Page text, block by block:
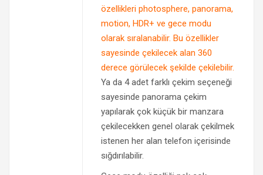
özellikleri photosphere, panorama,
motion, HDR+ ve gece modu
olarak sıralanabilir. Bu özellikler
sayesinde çekilecek alan 360
derece görülecek şekilde çekilebilir.
Ya da 4 adet farklı çekim seçeneği
sayesinde panorama çekim
yapılarak çok küçük bir manzara
çekilecekken genel olarak çekilmek
istenen her alan telefon içerisinde
sığdırılabilir.